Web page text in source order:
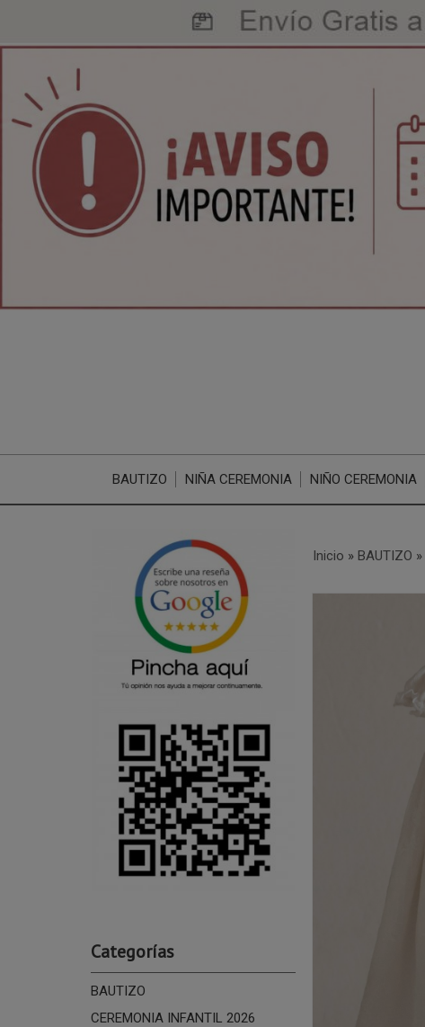
BAUTIZO NIÑA CEREMONIA NIÑO CEREMONIA
Categorías
BAUTIZO
CEREMONIA INFANTIL 2026
Inicio » BAUTIZO »